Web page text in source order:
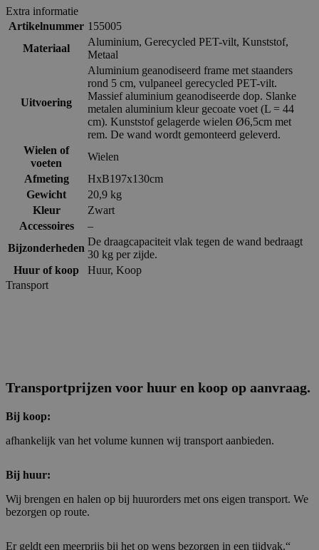
Extra informatie
Artikelnummer 155005
Materiaal
Aluminium, Gerecycled PET-vilt, Kunststof,
Metaal
Uitvoering
Aluminium geanodiseerd frame met staanders
rond 5 cm, vulpaneel gerecycled PET-vilt.
Massief aluminium geanodiseerde dop. Slanke
metalen aluminium kleur gecoate voet (L = 44
cm). Kunststof gelagerde wielen Ø6,5cm met
rem. De wand wordt gemonteerd geleverd.
Wielen of
voeten
Wielen
Afmeting
HxB197x130cm
Gewicht
20,9 kg
Kleur
Zwart
Accessoires
–
Bijzonderheden
De draagcapaciteit vlak tegen de wand bedraagt
30 kg per zijde.
Huur of koop
Huur, Koop
Transport
Transportprijzen voor huur en koop op aanvraag.
Bij koop:
afhankelijk van het volume kunnen wij transport aanbieden.
Bij huur:
Wij brengen en halen op bij huurorders met ons eigen transport. We
bezorgen op route.
Er geldt een meerprijs bij het op wens bezorgen in een tijdvak.“